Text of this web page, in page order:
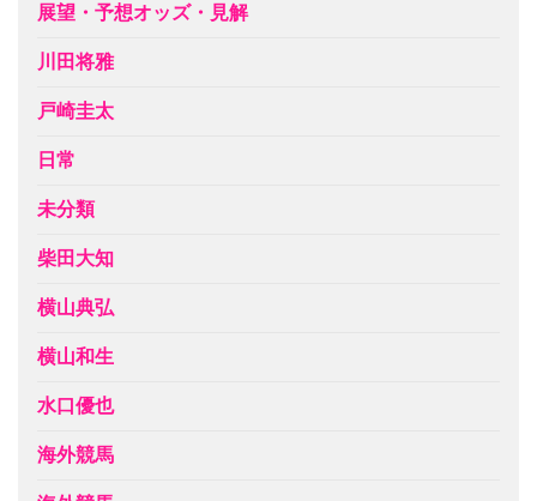
展望・予想オッズ・見解
川田将雅
戸崎圭太
日常
未分類
柴田大知
横山典弘
横山和生
水口優也
海外競馬